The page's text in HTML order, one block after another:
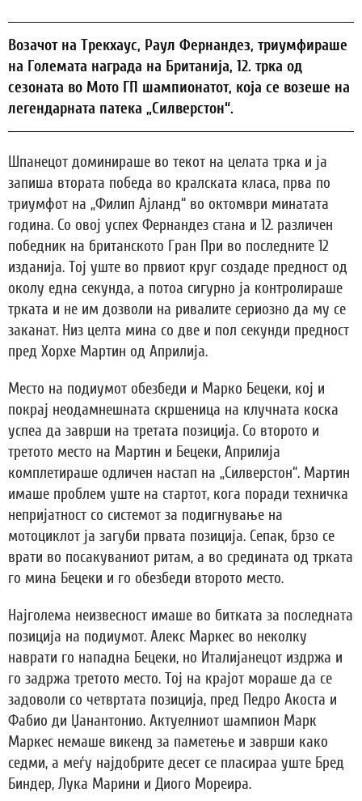
Возачот на Трекхаус, Раул Фернандез, триумфираше
на Големата награда на Британија, 12. трка од
сезоната во Мото ГП шампионатот, која се возеше на
легендарната патека „Силверстон“.
Шпанецот доминираше во текот на целата трка и ја
запиша втората победа во кралската класа, прва по
триумфот на „Филип Ајланд“ во октомври минатата
година. Со овој успех Фернандез стана и 12. различен
победник на британското Гран При во последните 12
изданија. Toj уште во првиот круг создаде предност од
околу една секунда, а потоа сигурно ја контролираше
трката и не им дозволи на ривалите сериозно да му се
заканат. Низ целта мина со две и пол секунди предност
пред Хорхе Мартин од Априлија.
Место на подиумот обезбеди и Марко Бецеки, кој и
покрај неодамнешната скршеница на клучната коска
успеа да заврши на третата позиција. Со второто и
третото место на Мартин и Бецеки, Априлија
комплетираше одличен настап на „Силверстон“. Мартин
имаше проблем уште на стартот, кога поради техничка
непријатност со системот за подигнување на
мотоциклот ја загуби првата позиција. Сепак, брзо се
врати во посакуваниот ритам, а во средината од трката
го мина Бецеки и го обезбеди второто место.
Најголема неизвесност имаше во битката за последната
позиција на подиумот. Алекс Маркес во неколку
наврати го нападна Бецеки, но Италијанецот издржа и
го задржа третото место. Toj на крајот мораше да се
задоволи со четвртата позиција, пред Педро Акоста и
Фабио ди Џанантонио. Актуелниот шампион Марк
Маркес немаше викенд за паметење и заврши како
седми, а меѓу најдобрите десет се пласираа уште Бред
Биндер, Лука Марини и Диого Мореира.